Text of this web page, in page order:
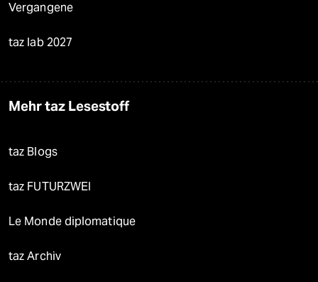
Vergangene
taz lab 2027
Mehr taz Lesestoff
taz Blogs
taz FUTURZWEI
Le Monde diplomatique
taz Archiv